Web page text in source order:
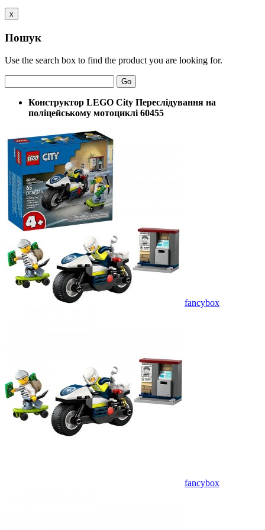
x
Пошук
Use the search box to find the product you are looking for.
Go
Конструктор LEGO City Переслідування на
поліцейському мотоциклі 60455
fancybox
fancybox